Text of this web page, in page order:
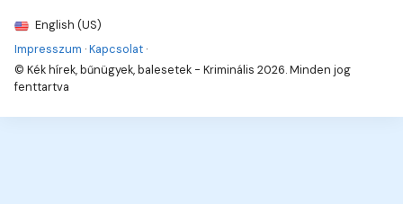
English (US)
Impresszum ·Kapcsolat ·
© Kék hírek, bűnügyek, balesetek - Kriminális 2026. Minden jog
fenttartva